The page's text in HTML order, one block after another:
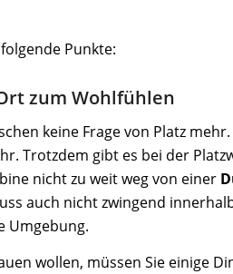
Punkte:
zum Wohlfühlen
keine Frage von Platz
Trotzdem gibt es bei der
nicht zu weit weg von einer
auch nicht zwingend
Umgebung.
wollen, müssen Sie einige